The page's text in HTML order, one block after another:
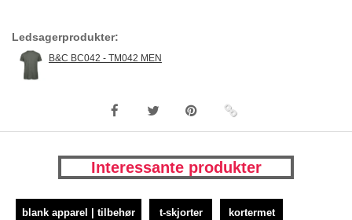
Ledsagerprodukter:
B&C BC042 - TM042 MEN
Interessante produkter
blank apparel | tilbehør t-skjorter kortermet